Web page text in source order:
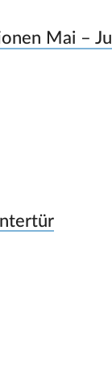
Mai –